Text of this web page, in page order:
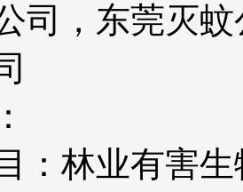
司，东莞灭
：林业有害